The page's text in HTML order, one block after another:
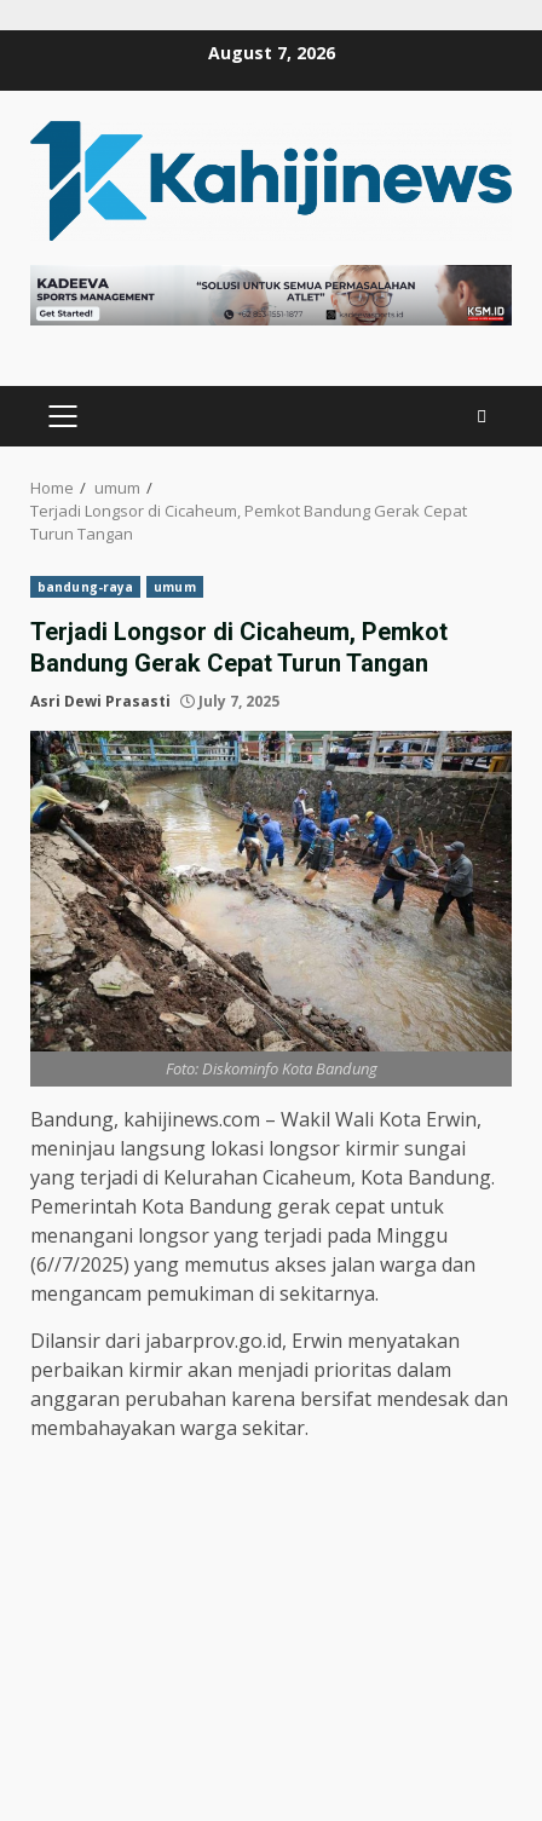
August 7, 2026
PRIMARY
MENU
Home
umum
Terjadi Longsor di Cicaheum, Pemkot Bandung Gerak Cepat
Turun Tangan
bandung-raya umum
Terjadi Longsor di Cicaheum, Pemkot
Bandung Gerak Cepat Turun Tangan
Asri Dewi Prasasti July 7, 2025
Foto: Diskominfo Kota Bandung
Bandung, kahijinews.com – Wakil Wali Kota Erwin,
meninjau langsung lokasi longsor kirmir sungai
yang terjadi di Kelurahan Cicaheum, Kota Bandung.
Pemerintah Kota Bandung gerak cepat untuk
menangani longsor yang terjadi pada Minggu
(6//7/2025) yang memutus akses jalan warga dan
mengancam pemukiman di sekitarnya.
Dilansir dari jabarprov.go.id, Erwin menyatakan
perbaikan kirmir akan menjadi prioritas dalam
anggaran perubahan karena bersifat mendesak dan
membahayakan warga sekitar.